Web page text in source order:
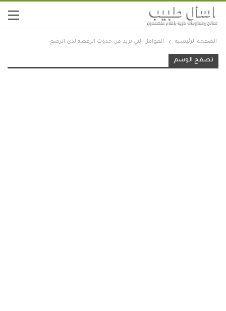
الصفحة الرئيسية العوامل التي تزيد من حدوث الزغطة لدى الرضع:
تصفح الوسم